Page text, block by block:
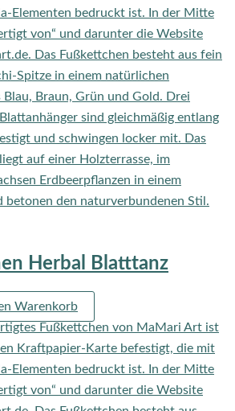
Herbal Blatttanz
Warenkorb